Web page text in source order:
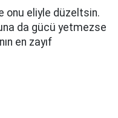
onu eliyle düzeltsin.
da gücü yetmezse
en zayıf